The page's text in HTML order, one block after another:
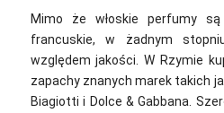
Mimo że włoskie perfumy
francuskie, w żadnym
względem jakości. W Rzymie
zapachy znanych marek takich
Biagiotti i Dolce & Gabbana.